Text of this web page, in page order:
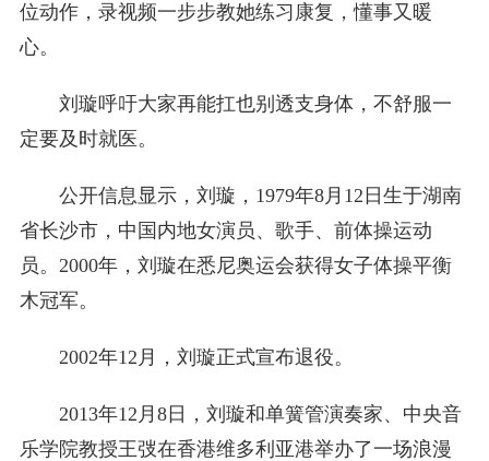
位动作，录视频一步步教她练习康复，懂事又暖
心。
刘璇呼吁大家再能扛也别透支身体，不舒服一
定要及时就医。
公开信息显示，刘璇，1979年8月12日生于湖南
省长沙市，中国内地女演员、歌手、前体操运动
员。2000年，刘璇在悉尼奥运会获得女子体操平衡
木冠军。
2002年12月，刘璇正式宣布退役。
2013年12月8日，刘璇和单簧管演奏家、中央音
乐学院教授王弢在香港维多利亚港举办了一场浪漫